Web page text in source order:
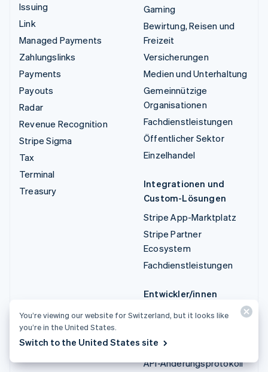
Issuing
Link
Managed Payments
Zahlungslinks
Payments
Payouts
Radar
Revenue Recognition
Stripe Sigma
Tax
Terminal
Treasury
Gaming
Bewirtung, Reisen und
Freizeit
Versicherungen
Medien und Unterhaltung
Gemeinnützige
Organisationen
Fachdienstleistungen
Öffentlicher Sektor
Einzelhandel
Integrationen und
Custom-Lösungen
Stripe App-Marktplatz
Stripe Partner
Ecosystem
Fachdienstleistungen
Entwickler/innen
Dokumentation
API-Status
API-Änderungsprotokoll
You’re viewing our website for Switzerland, but it looks like
you’re in the United States.
Switch to the United States site